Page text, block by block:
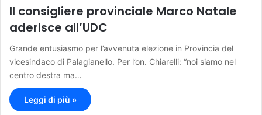
Il consigliere provinciale Marco Natale
aderisce all’UDC
Grande entusiasmo per l’avvenuta elezione in Provincia del
vicesindaco di Palagianello. Per l’on. Chiarelli: “noi siamo nel
centro destra ma…
Leggi di più »